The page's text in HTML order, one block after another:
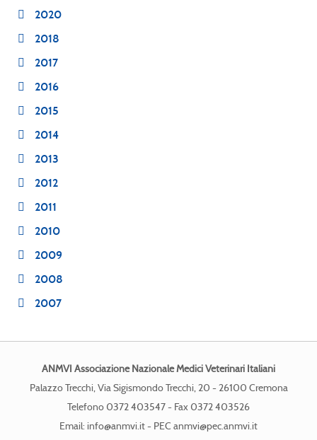
2020
2018
2017
2016
2015
2014
2013
2012
2011
2010
2009
2008
2007
ANMVI Associazione Nazionale Medici Veterinari Italiani
Palazzo Trecchi, Via Sigismondo Trecchi, 20 - 26100 Cremona
Telefono 0372 403547 - Fax 0372 403526
Email: info@anmvi.it- PEC anmvi@pec.anmvi.it